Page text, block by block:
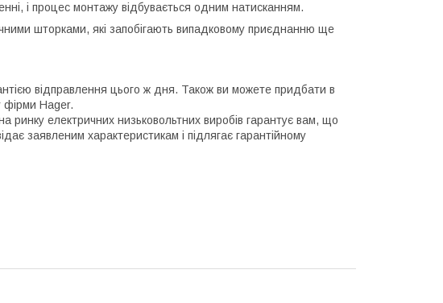
і процес монтажу відбувається одним натисканням.
шторками, які запобігають випадковому приєднанню ще
відправлення цього ж дня. Також ви можете придбати в
фірми Hager.
ринку електричних низьковольтних виробів гарантує вам, що
заявленим характеристикам і підлягає гарантійному